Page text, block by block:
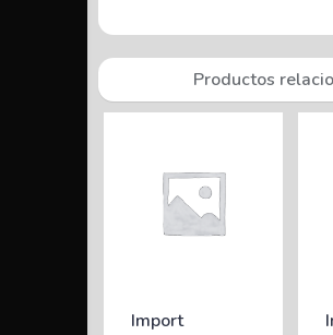
Productos
Import